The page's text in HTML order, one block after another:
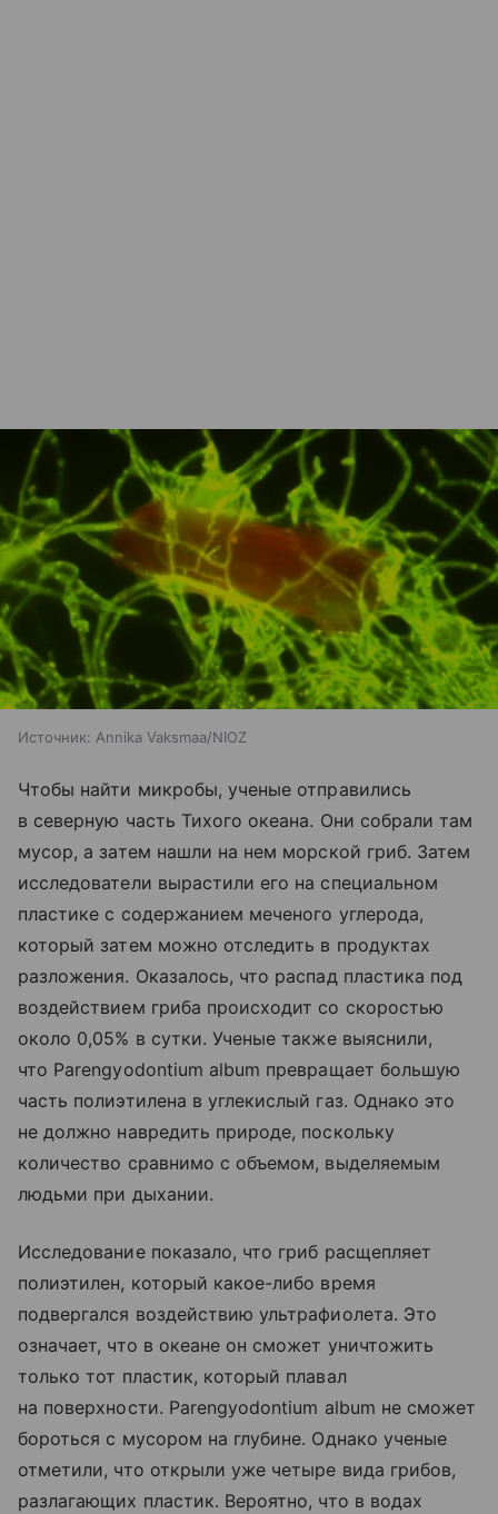
Источник: Annika Vaksmaa/NIOZ
Чтобы найти микробы, ученые отправились
в северную часть Тихого океана. Они собрали там
мусор, а затем нашли на нем морской гриб. Затем
исследователи вырастили его на специальном
пластике с содержанием меченого углерода,
который затем можно отследить в продуктах
разложения. Оказалось, что распад пластика под
воздействием гриба происходит со скоростью
около 0,05% в сутки. Ученые также выяснили,
что Parengyodontium album превращает большую
часть полиэтилена в углекислый газ. Однако это
не должно навредить природе, поскольку
количество сравнимо с объемом, выделяемым
людьми при дыхании.
Исследование показало, что гриб расщепляет
полиэтилен, который какое-либо время
подвергался воздействию ультрафиолета. Это
означает, что в океане он сможет уничтожить
только тот пластик, который плавал
на поверхности. Parengyodontium album не сможет
бороться с мусором на глубине. Однако ученые
отметили, что открыли уже четыре вида грибов,
разлагающих пластик. Вероятно, что в водах